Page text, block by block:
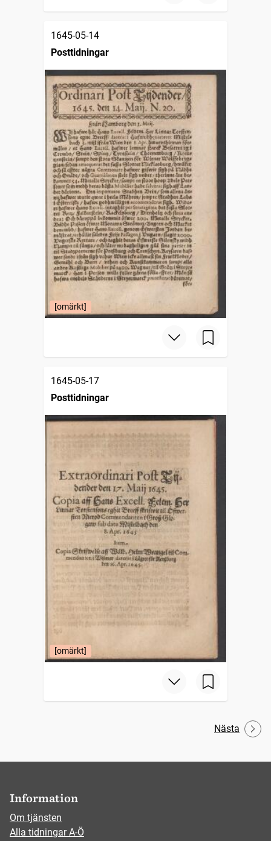
1645-05-14
Posttidningar
[omärkt]
1645-05-17
Posttidningar
[omärkt]
Nästa
Information
Om tjänsten
Alla tidningar A-Ö